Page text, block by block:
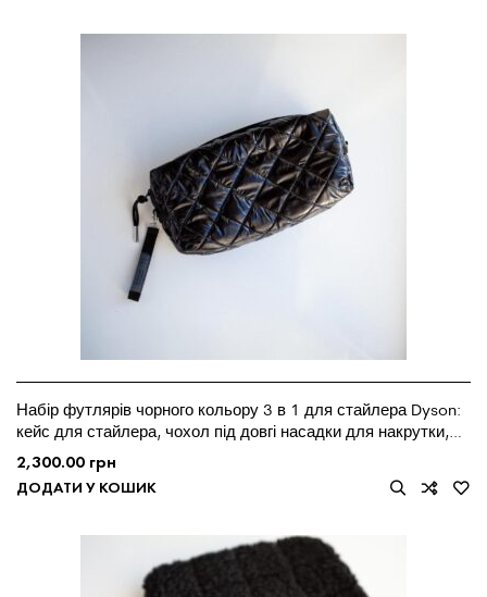
Набір футлярів чорного кольору 3 в 1 для стайлера Dyson:
кейс для стайлера, чохол під довгі насадки для накрутки,
міні косметичка.
2,300.00 грн
ДОДАТИ У КОШИК